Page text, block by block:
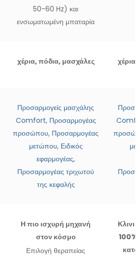
50-60 Hz) και
ενσωματωμένη μπαταρία
χέρια, πόδια, μασχάλες
Προσαρμογείς μασχάλης
Comfort, Προσαρμογέας
προσώπου, Προσαρμογέας
μετώπου, Ειδικός
εφαρμογέας,
Προσαρμογέας τριχωτού
της κεφαλής
Η πιο ισχυρή μηχανή
στον κόσμο
Επιλογή θεραπείας
100%